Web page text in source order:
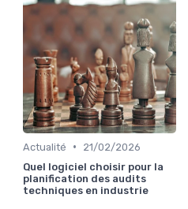
Actualité •
21/02/2026
Quel logiciel choisir pour la
planification des audits
techniques en industrie